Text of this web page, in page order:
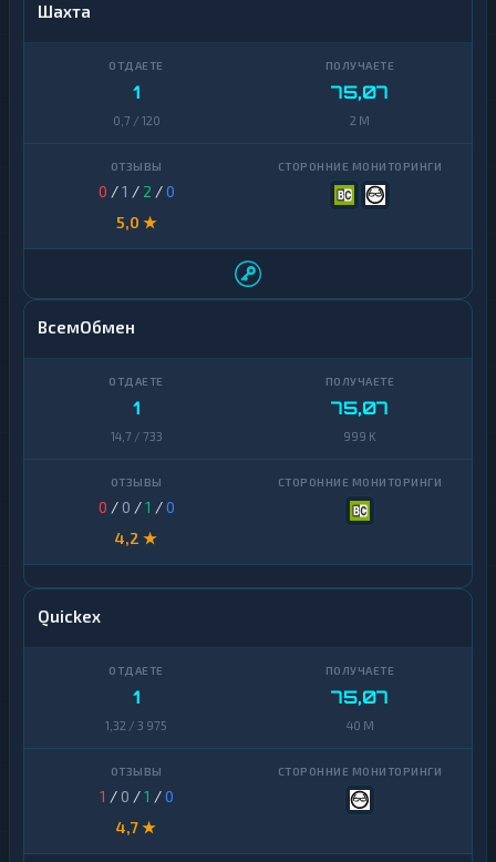
Шахта
1
0,7 / 120
75,07
2 M
0 /1 / 2 /0
5,0 ★
ВсемОбмен
1
14,7 / 733
75,07
999 K
0 / 0 /1 /0
4,2 ★
Quickex
1
1,32 / 3 975
75,07
40 M
1 / 0 /1 /0
4,7 ★